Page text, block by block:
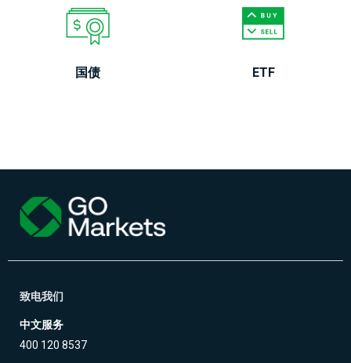
国债 ETF
致电我们
中文服务
400 120 8537